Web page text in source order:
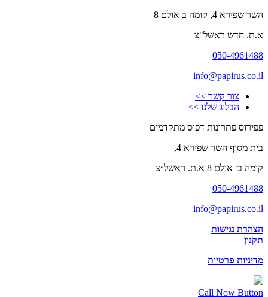
השר שפירא 4, קומה ב אולם 8
א.ת. חדש ראשל"צ
050-4961488
info@papirus.co.il
צור קשר >>
הבלוג שלנו >>
פפירוס פתרונות דפוס מתקדמים
בית מסוף השר שפירא 4,
קומה ב׳ אולם 8 א.ת. ראשל״צ
050-4961488
info@papirus.co.il
הצהרת נגישות
תקנון
מדיניות פרטיות
Call Now Button